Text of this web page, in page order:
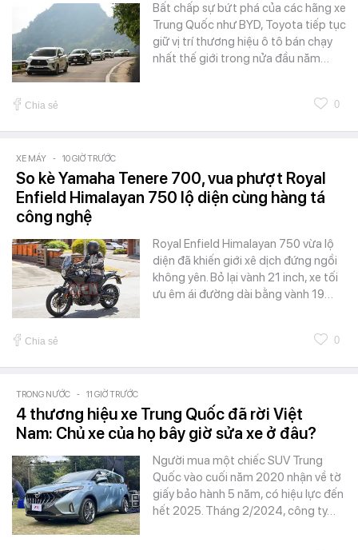
Bất chấp sự bứt phá của các hãng xe
Trung Quốc như BYD, Toyota tiếp tục
giữ vị trí thương hiệu ô tô bán chạy
nhất thế giới trong nửa đầu năm…
Chia sẻ 0
XE MÁY - 10 GIỜ TRƯỚC
So kè Yamaha Tenere 700, vua phượt Royal
Enfield Himalayan 750 lộ diện cùng hàng tá
công nghệ
Royal Enfield Himalayan 750 vừa lộ
diện đã khiến giới xê dịch đứng ngồi
không yên. Bỏ lại vành 21 inch, xe tối
ưu êm ái đường dài bằng vành 19…
Chia sẻ 0
TRONG NƯỚC - 11 GIỜ TRƯỚC
4 thương hiệu xe Trung Quốc đã rời Việt
Nam: Chủ xe của họ bây giờ sửa xe ở đâu?
Người mua một chiếc SUV Trung
Quốc vào cuối năm 2020 nhận về tờ
giấy bảo hành 5 năm, có hiệu lực đến
hết 2025. Tháng 2/2024, công ty…